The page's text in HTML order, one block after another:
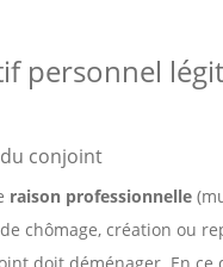
personnel
conjoint
raison professionnelle
chômage, création ou
doit déménager. En